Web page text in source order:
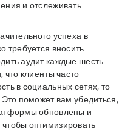
и отслеживать
успеха в
требуется вносить
аудит каждые шесть
клиенты часто
в социальных сетях, то
поможет вам убедиться,
обновлены и
оптимизировать